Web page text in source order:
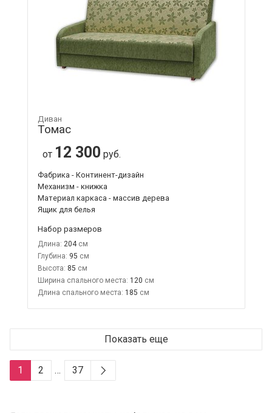
Диван
Томас
от 12 300 руб.
Фабрика - Континент-дизайн
Механизм - книжка
Материал каркаса - массив дерева
Ящик для белья
Набор размеров
Длина: 204
Глубина: 95
Высота: 85
Ширина спального места: 120
Длина спального места: 185
Показать еще
1 2 … 37